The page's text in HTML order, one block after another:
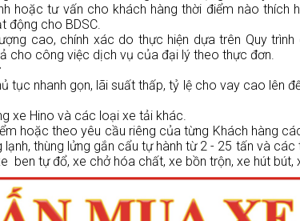
hoặc tư vấn cho khách hàng thời điểm nào thích
động cho BDSC.
cao, chính xác do thực hiện dựa trên Quy trình
cho công việc dịch vụ của đại lý theo thực đơn.
tục nhanh gọn, lãi suất thấp, tỷ lệ cho vay cao lên
xe Hino và các loại xe tải khác.
hoặc theo yêu cầu riêng của từng Khách hàng
thùng lửng gắn cẩu tự hành từ 2 - 25 tấn và
ben tự đổ, xe chở hóa chất, xe bồn trộn, xe hút bút,